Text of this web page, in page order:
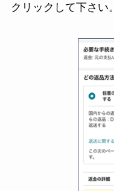
クリックして下さい。